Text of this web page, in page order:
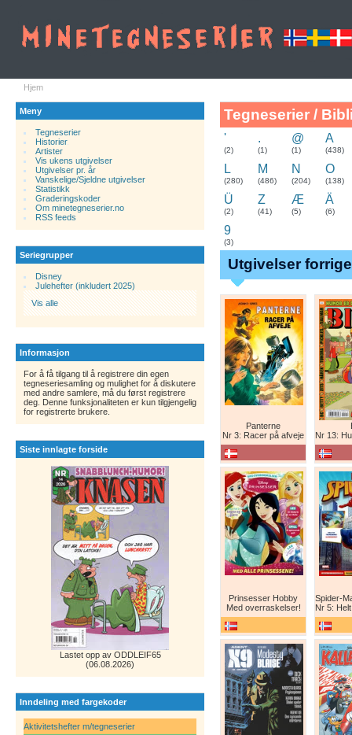
Hjem
Meny
Tegneserier
Historier.
Artister
Vis ukens utgivelser
Utgivelser pr. år
Vanskelige/Sjeldne utgivelser
Statistikk
Graderingskoder
Om minetegneserier.no
RSS feeds
Seriegrupper
Disney
Julehefter (inkludert 2025)
Vis alle
Informasjon
For å få tilgang til å registrere din egen
tegneseriesamling og mulighet for å diskutere
med andre samlere, må du først registrere
deg. Denne funksjonaliteten er kun tilgjengelig
for registrerte brukere.
Siste innlagte forside
Lastet opp av ODDLEIF65
(06.08.2026)
Inndeling med fargekoder
Aktivitetshefter m/tegneserier
Tegneserier /
'
(2)
.
(1)
@
(1)
A
(438)
L
(280)
M
(486)
N
(204)
O
(138)
Ü
(2)
Z
(41)
Æ
(5)
Ä
(6)
9
(3)
Utgivelser
Panterne
Nr 3: Racer på afveje
Nr 13: Humor
Prinsesser Hobby
Med overraskelser!
Nr 5: Helt ny